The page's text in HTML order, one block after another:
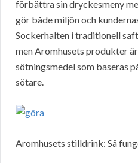
förbättra sin dryckesmeny
gör både miljön och
Sockerhalten i traditionell
men Aromhusets produkter
sötningsmedel som baseras
sötare.
Aromhusets stilldrink: Så